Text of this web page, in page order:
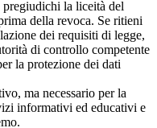
pregiudichi la liceità del
della revoca. Se ritieni
dei requisiti di legge,
di controllo competente
la protezione dei dati
ma necessario per la
informativi ed educativi e